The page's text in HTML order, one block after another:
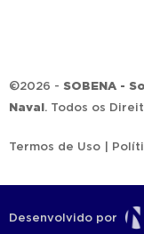
©2026 - SOBENA -
Naval . Todos os
Termos de Uso
Desenvolvido por